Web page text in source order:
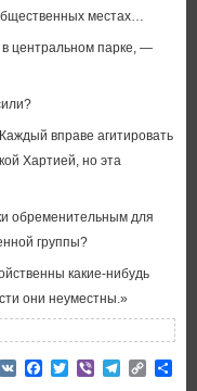
местах…
центральном парке, —
вправе агитировать
Хартией, но эта
обременительным для
группы?
какие-нибудь
они неуместны.»
VK Facebook
TwitterViberTelegram
Copy